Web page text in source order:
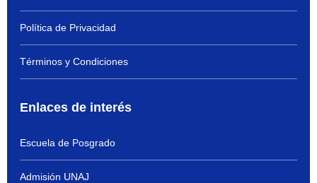
Política de Privacidad
Términos y Condiciones
Enlaces de interés
Escuela de Posgrado
Admisión UNAJ